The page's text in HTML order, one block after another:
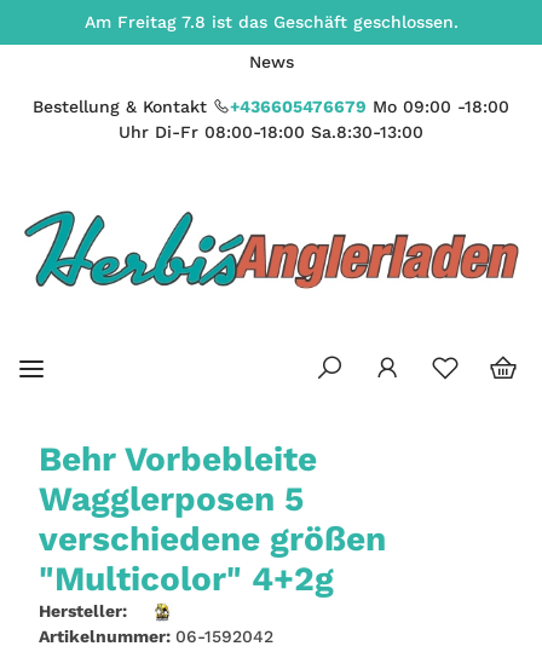
Am Freitag 7.8 ist das Geschäft geschlossen.
News
Bestellung & Kontakt +436605476679 Mo 09:00 -18:00
Uhr Di-Fr 08:00-18:00 Sa.8:30-13:00
Behr Vorbebleite
Wagglerposen 5
verschiedene größen
"Multicolor" 4+2g
Hersteller:
Artikelnummer: 06-1592042